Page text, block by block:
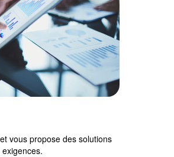
vous propose des solutions